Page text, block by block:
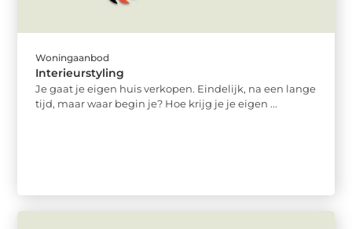
Woningaanbod
Interieurstyling
Je gaat je eigen huis verkopen. Eindelijk, na een lange
tijd, maar waar begin je? Hoe krijg je je eigen ...